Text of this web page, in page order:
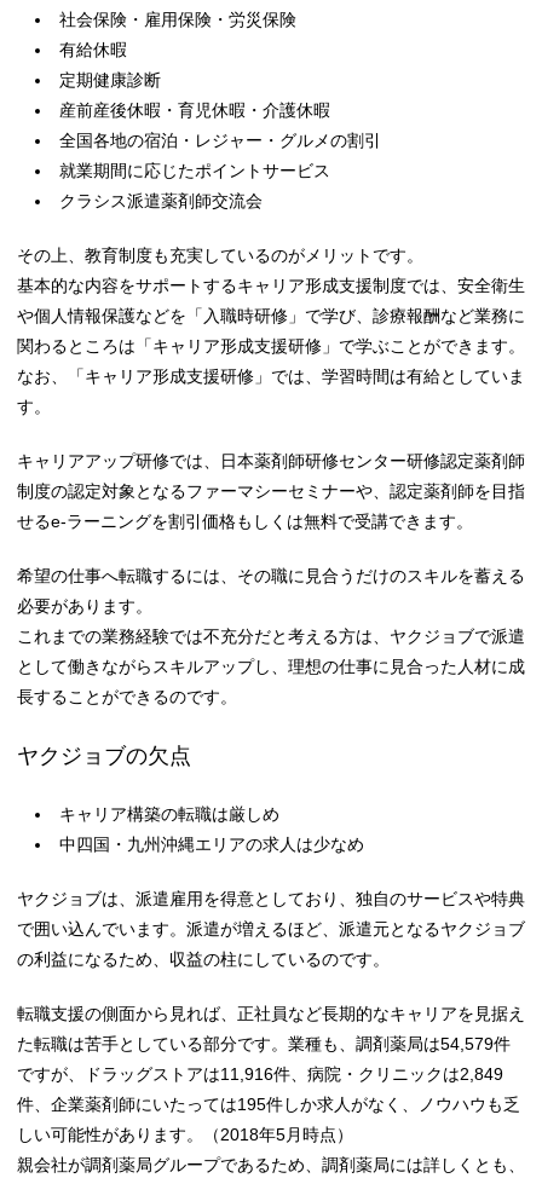
社会保険・雇用保険・労災保険
有給休暇
定期健康診断
産前産後休暇・育児休暇・介護休暇
全国各地の宿泊・レジャー・グルメの割引
就業期間に応じたポイントサービス
クラシス派遣薬剤師交流会
その上、教育制度も充実しているのがメリットです。
基本的な内容をサポートするキャリア形成支援制度では、安全衛生
や個人情報保護などを「入職時研修」で学び、診療報酬など業務に
関わるところは「キャリア形成支援研修」で学ぶことができます。
なお、「キャリア形成支援研修」では、学習時間は有給としていま
す。
キャリアアップ研修では、日本薬剤師研修センター研修認定薬剤師
制度の認定対象となるファーマシーセミナーや、認定薬剤師を目指
せるe-ラーニングを割引価格もしくは無料で受講できます。
希望の仕事へ転職するには、その職に見合うだけのスキルを蓄える
必要があります。
これまでの業務経験では不充分だと考える方は、ヤクジョブで派遣
として働きながらスキルアップし、理想の仕事に見合った人材に成
長することができるのです。
ヤクジョブの欠点
キャリア構築の転職は厳しめ
中四国・九州沖縄エリアの求人は少なめ
ヤクジョブは、派遣雇用を得意としており、独自のサービスや特典
で囲い込んでいます。派遣が増えるほど、派遣元となるヤクジョブ
の利益になるため、収益の柱にしているのです。
転職支援の側面から見れば、正社員など長期的なキャリアを見据え
た転職は苦手としている部分です。業種も、調剤薬局は54,579件
ですが、ドラッグストアは11,916件、病院・クリニックは2,849
件、企業薬剤師にいたっては195件しか求人がなく、ノウハウも乏
しい可能性があります。（2018年5月時点）
親会社が調剤薬局グループであるため、調剤薬局には詳しくとも、